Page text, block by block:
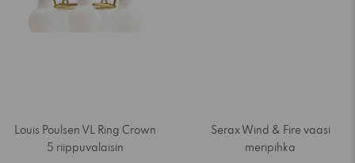
Louis Poulsen VL Ring Crown
5 riippuvalaisin
Serax Wind & Fire vaasi
meripihka